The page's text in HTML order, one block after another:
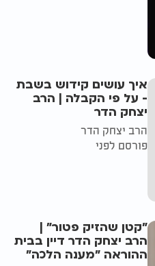
איך עושים קידוש בשבת
- על פי הקבלה | הרב
יצחק הדר
הרב יצחק הדר
פורסם לפני
"קטן שהזיק פטור" |
הרב יצחק הדר דיין בבית
ההוראה "מענה הלכה"